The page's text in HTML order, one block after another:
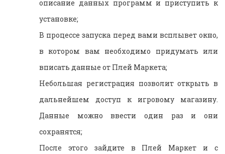
описание данных программ и приступить к
установке;
В процессе запуска перед вами всплывет окно,
в котором вам необходимо придумать или
вписать данные от Плей Маркета;
Небольшая регистрация позволит открыть в
дальнейшем доступ к игровому магазину.
Данные можно ввести один раз и они
сохранятся;
После этого зайдите в Плей Маркет и с